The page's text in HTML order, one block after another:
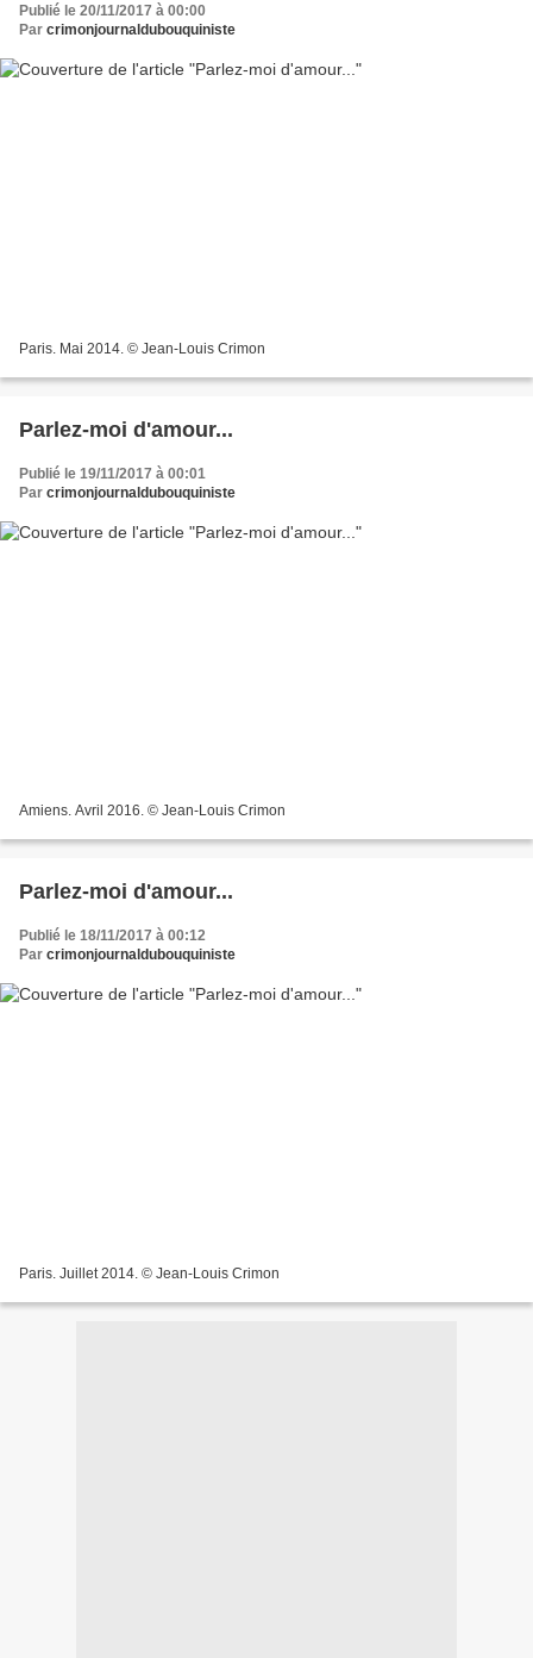
Publié le 20/11/2017 à 00:00
Par crimonjournaldubouquiniste
Paris. Mai 2014. © Jean-Louis Crimon
Parlez-moi d'amour...
Publié le 19/11/2017 à 00:01
Par crimonjournaldubouquiniste
Amiens. Avril 2016. © Jean-Louis Crimon
Parlez-moi d'amour...
Publié le 18/11/2017 à 00:12
Par crimonjournaldubouquiniste
Paris. Juillet 2014. © Jean-Louis Crimon